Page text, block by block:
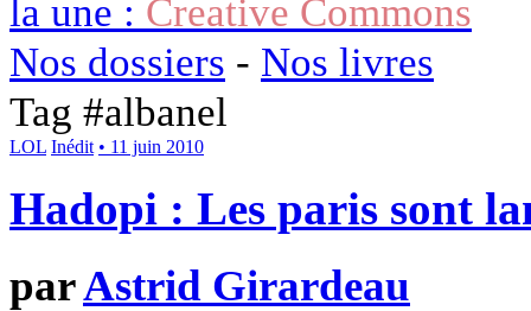
la une : Creative Commons
Nos dossiers - Nos livres
Tag #albanel
LOL Inédit • 11 juin 2010
Hadopi : Les paris sont
parAstrid Girardeau